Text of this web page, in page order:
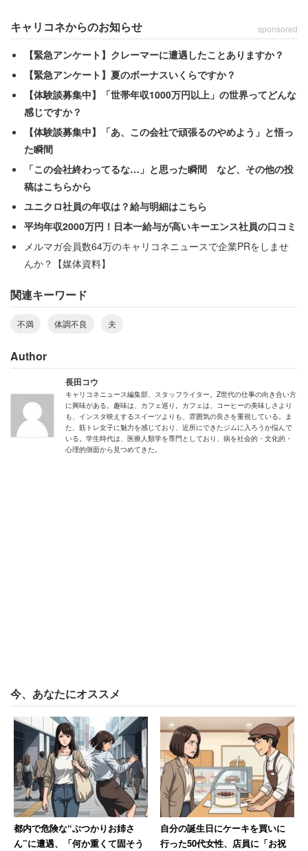
これを受け、「一生許さない」と決意を書いていた。
キャリコネからのお知らせ sponsored
【緊急アンケート】クレーマーに遭遇したことありますか？
【緊急アンケート】夏のボーナスいくらですか？
【体験談募集中】「世帯年収1000万円以上」の世界ってどんな
感じですか？
【体験談募集中】「あ、この会社で頑張るのやめよう」と悟っ
た瞬間
「この会社終わってるな…」と思った瞬間 など、その他の投
稿はこちらから
ユニクロ社員の年収は？給与明細はこちら
平均年収2000万円！日本一給与が高いキーエンス社員の口コミ
メルマガ会員数64万のキャリコネニュースで企業PRをしませ
んか？【媒体資料】
関連キーワード
不満 体調不良 夫
Author
長田コウ
キャリコネニュース編集部、スタッフライター。Z世代の仕事の向き合い方
に興味がある。趣味は、カフェ巡り。カフェは、コーヒーの美味しさより
も、インスタ映えするスイーツよりも、雰囲気の良さを重視している。ま
た、筋トレ女子に魅力を感じており、近所にできたジムに入ろうか悩んで
いる。学生時代は、医療人類学を専門としており、病を社会的・文化的・
心理的側面から見つめてきた。
今、あなたにオススメ
都内で危険な“ぶつかりお姉さ
ん”に遭遇、「何か重くて固そう
自分の誕生日にケーキを買いに
行った50代女性、店員に「お祝